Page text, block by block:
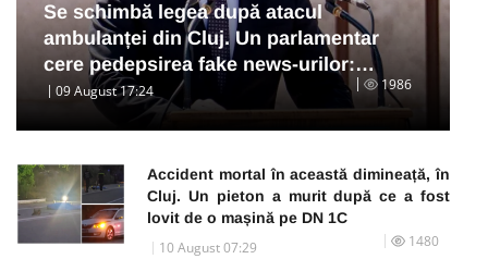
Se schimbă legea după atacul
ambulanței din Cluj. Un parlamentar
cere pedepsirea fake news-urilor:…
09 August 17:24 1986
Accident mortal în această dimineață, în
Cluj. Un pieton a murit după ce a fost
lovit de o mașină pe DN 1C
10 August 07:29 1480